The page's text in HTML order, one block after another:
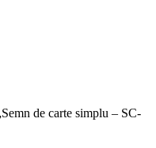
de carte simplu – SC-